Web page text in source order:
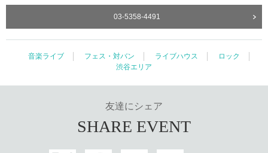
03-5358-4491
音楽ライブ フェス・対バン ライブハウス
ロック
渋谷エリア
友達にシェア
SHARE EVENT